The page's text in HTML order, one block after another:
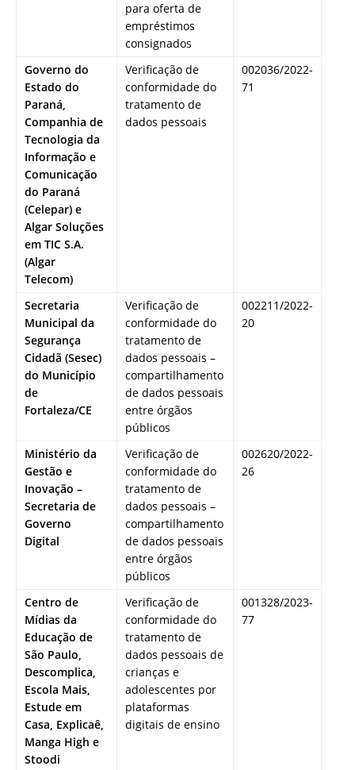
para oferta de
empréstimos
consignados
Governo do
Estado do
Paraná,
Companhia de
Tecnologia da
Informação e
Comunicação
do Paraná
(Celepar) e
Algar Soluções
em TIC S.A.
(Algar
Telecom)
Verificação de
conformidade do
tratamento de
dados pessoais
002036/2022-
71
Secretaria
Municipal da
Segurança
Cidadã (Sesec)
do Município
de
Fortaleza/CE
Verificação de
conformidade do
tratamento de
dados pessoais –
compartilhamento
de dados pessoais
entre órgãos
públicos
002211/2022-
20
Ministério da
Gestão e
Inovação –
Secretaria de
Governo
Digital
Verificação de
conformidade do
tratamento de
dados pessoais –
compartilhamento
de dados pessoais
entre órgãos
públicos
002620/2022-
26
Centro de
Mídias da
Educação de
São Paulo,
Descomplica,
Escola Mais,
Estude em
Casa, Explicaê,
Manga High e
Stoodi
Verificação de
conformidade do
tratamento de
dados pessoais de
crianças e
adolescentes por
plataformas
digitais de ensino
001328/2023-
77